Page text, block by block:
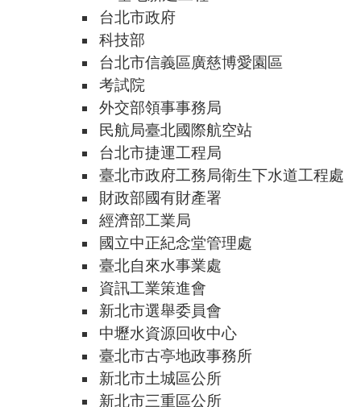
台北市政府
科技部
台北市信義區廣慈博愛園區
考試院
外交部領事事務局
民航局臺北國際航空站
台北市捷運工程局
臺北市政府工務局衛生下水道工程處
財政部國有財產署
經濟部工業局
國立中正紀念堂管理處
臺北自來水事業處
資訊工業策進會
新北市選舉委員會
中壢水資源回收中心
臺北市古亭地政事務所
新北市土城區公所
新北市三重區公所